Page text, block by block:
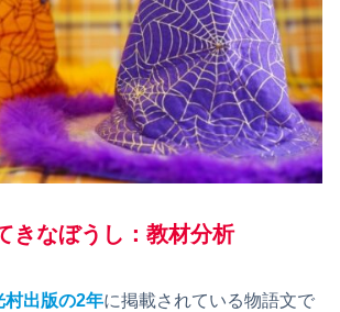
きなぼうし：教材分析
村出版の2年に掲載されている物語文で